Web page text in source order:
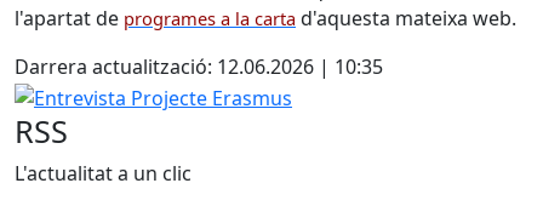
l'apartat de programes a la carta d'aquesta mateixa web.
Darrera actualització: 12.06.2026 | 10:35
Entrevista Projecte Erasmus
RSS
L'actualitat a un clic